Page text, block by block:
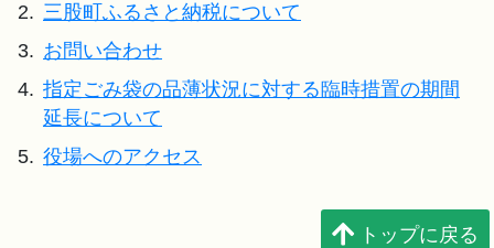
2. 三股町ふるさと納税について
3. お問い合わせ
4. 指定ごみ袋の品薄状況に対する臨時措置の期間
延長について
5. 役場へのアクセス
トップに戻る